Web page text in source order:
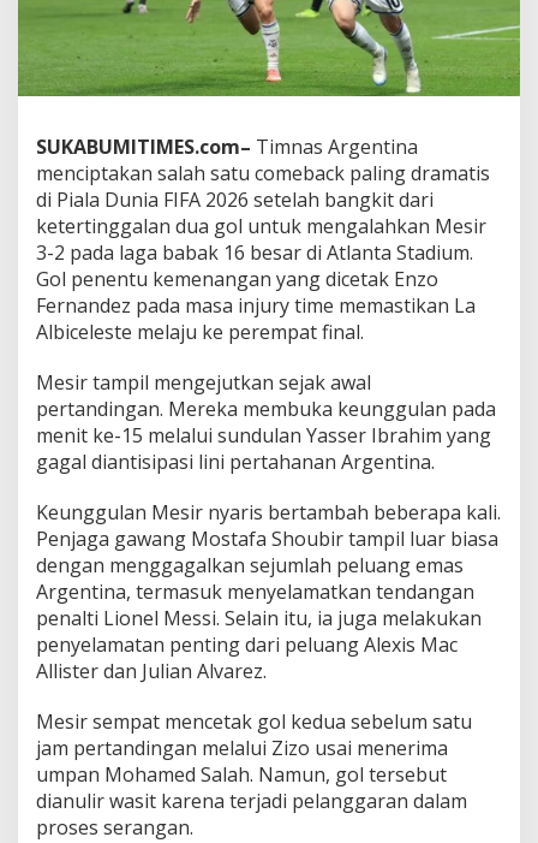
B
a
n
k
i
t
d
a
r
i
e
r
i
n
g
g
a
D
u
a
G
o
l
,
S
g
k
i
r
k
SUKABUMITIMES.com– Timnas Argentina
menciptakan salah satu comeback paling dramatis
di Piala Dunia FIFA 2026 setelah bangkit dari
ketertinggalan dua gol untuk mengalahkan Mesir
3-2 pada laga babak 16 besar di Atlanta Stadium.
Gol penentu kemenangan yang dicetak Enzo
Fernandez pada masa injury time memastikan La
Albiceleste melaju ke perempat final.
Mesir tampil mengejutkan sejak awal
pertandingan. Mereka membuka keunggulan pada
menit ke-15 melalui sundulan Yasser Ibrahim yang
gagal diantisipasi lini pertahanan Argentina.
Keunggulan Mesir nyaris bertambah beberapa kali.
Penjaga gawang Mostafa Shoubir tampil luar biasa
dengan menggagalkan sejumlah peluang emas
Argentina, termasuk menyelamatkan tendangan
penalti Lionel Messi. Selain itu, ia juga melakukan
penyelamatan penting dari peluang Alexis Mac
Allister dan Julian Alvarez.
Mesir sempat mencetak gol kedua sebelum satu
jam pertandingan melalui Zizo usai menerima
umpan Mohamed Salah. Namun, gol tersebut
dianulir wasit karena terjadi pelanggaran dalam
proses serangan.